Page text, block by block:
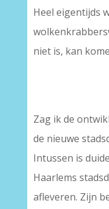
Heel eigentijds
niet is, kan
Zag ik de
de nieuwe
Intussen is
Haarlems
afleveren. Zijn